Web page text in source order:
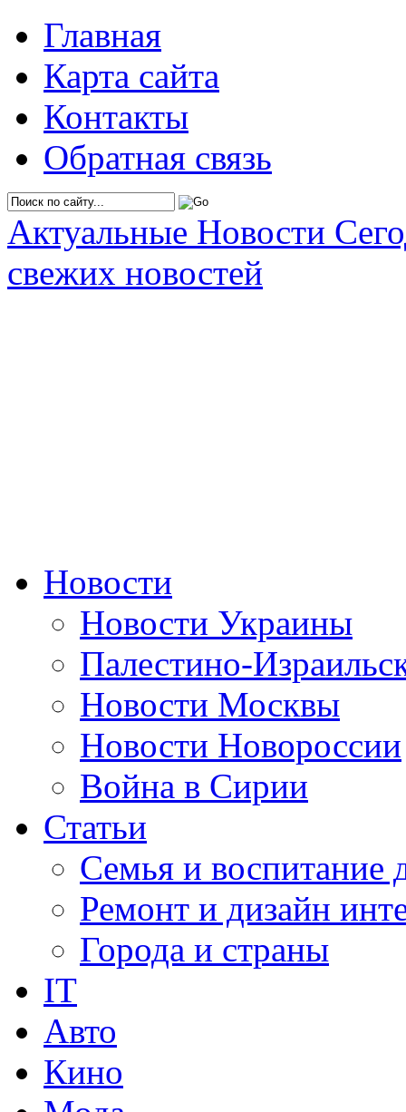
Главная
Карта сайта
Контакты
Обратная связь
Актуальные Новости
свежих новостей
Новости
Новости Украины
Палестино-
Новости Москвы
Новости Новороссии
Война в Сирии
Статьи
Семья и воспитание
Ремонт и дизайн
Города и страны
IT
Авто
Кино